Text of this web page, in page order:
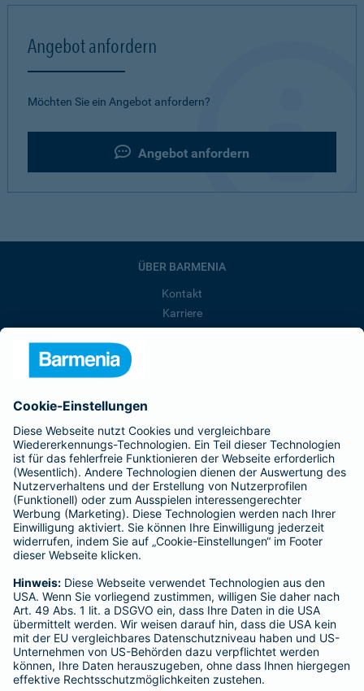
Angebot anfordern
Möchten Sie ein Angebot anfordern?
Angebot anfordern
ÜBER BARMENIA
Kontakt
Karriere
Presse
Barmenia ist Teil der BarmeniaGothaer
BELIEBTE SEITEN
Kranken-Zusatzversicherung
Tierversicherungen
Haftpflichtversicherung
Hausratversicherung
Adresse ändern
Schaden melden
Kilometerstandsmeldung
Serviceübersicht